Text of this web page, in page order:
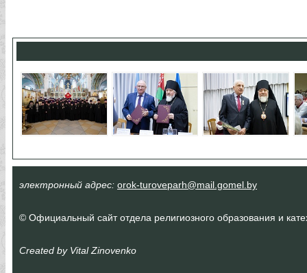
электронный адрес: orok-turoveparh@mail.gomel.by
© Официальный сайт отдела религиозного образования и
Created by Vital Zinovenko